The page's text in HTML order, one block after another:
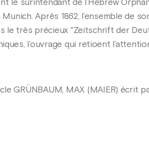
le surintendant de l’Hebrew
Après 1862, l’ensemble de
le très précieux "Zeitschrift der
l’ouvrage qui retioent
GRÜNBAUM, MAX (MAIER) écrit